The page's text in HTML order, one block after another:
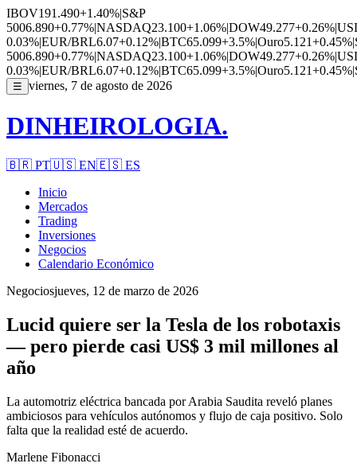
IBOV191.490+1.40%|S&P
5006.890+0.77%|NASDAQ23.100+1.06%|DOW49.277+0.26%|
0.03%|EUR/BRL6.07+0.12%|BTC65.099+3.5%|Ouro5.121+0.45%|
5006.890+0.77%|NASDAQ23.100+1.06%|DOW49.277+0.26%|
0.03%|EUR/BRL6.07+0.12%|BTC65.099+3.5%|Ouro5.121+0.45%|
☰ viernes, 7 de agosto de 2026
DINHEIROLOGIA.
🇧🇷 PT🇺🇸 EN🇪🇸 ES
Inicio
Mercados
Trading
Inversiones
Negocios
Calendario Económico
Negociosjueves, 12 de marzo de 2026
Lucid quiere ser la Tesla de los robotaxis
— pero pierde casi US$ 3 mil millones al
año
La automotriz eléctrica bancada por Arabia Saudita reveló planes
ambiciosos para vehículos autónomos y flujo de caja positivo. Solo
falta que la realidad esté de acuerdo.
Marlene Fibonacci